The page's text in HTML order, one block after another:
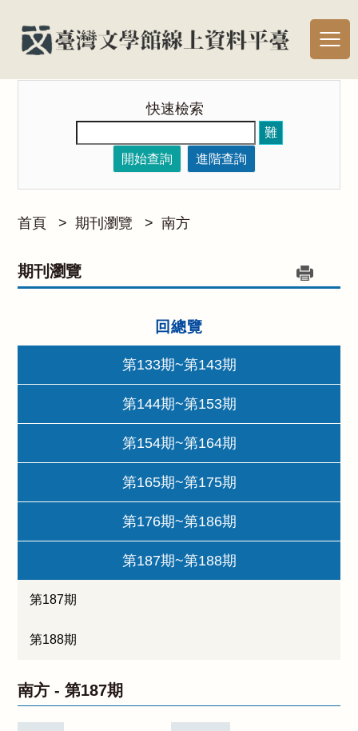
快速檢索
難
開始查詢
進階查詢
首頁 > 期刊瀏覽 > 南方
期刊瀏覽
回總覽
第133期~第143期
第144期~第153期
第154期~第164期
第165期~第175期
第176期~第186期
第187期~第188期
第187期
第188期
南方 -第187期